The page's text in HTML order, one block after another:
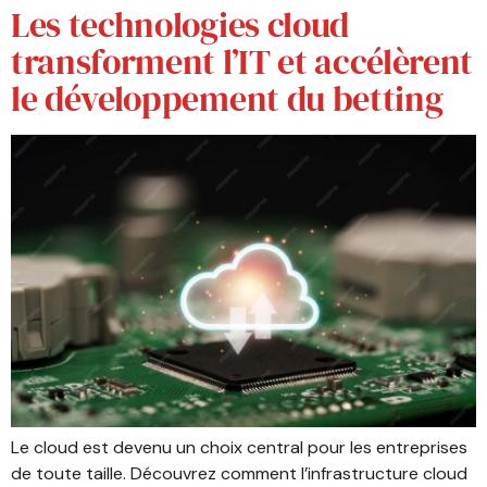
Les technologies cloud
transforment l’IT et accélèrent
le développement du betting
Le cloud est devenu un choix central pour les entreprises
de toute taille. Découvrez comment l’infrastructure cloud